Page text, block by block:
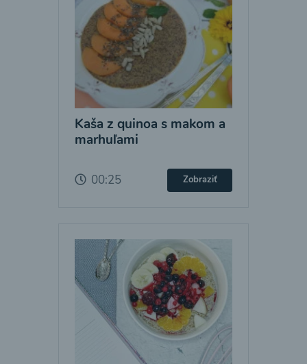
Kaša z quinoa s makom a
marhuľami
00:25 Zobraziť